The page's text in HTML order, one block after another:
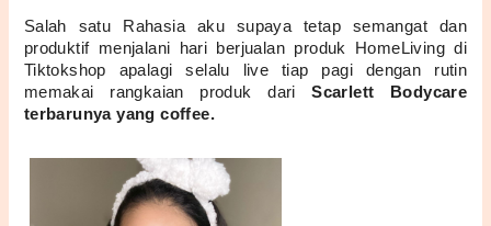
Salah satu Rahasia aku supaya tetap semangat dan
produktif menjalani hari berjualan produk HomeLiving di
Tiktokshop apalagi selalu live tiap pagi dengan rutin
memakai rangkaian produk dari Scarlett Bodycare
terbarunya yang coffee.